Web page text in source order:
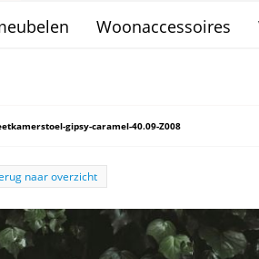
Woonaccessoires
gipsy-caramel-40.09-Z008
naar overzicht